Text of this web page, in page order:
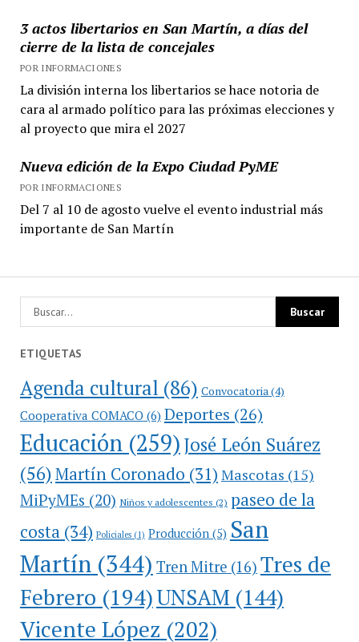
3 actos libertarios en San Martín, a días del
cierre de la lista de concejales
POR INFORMACIONES
La división interna los libertarios se hace notoria de
cara al armado político para las próximas elecciones y
al proyecto que mira el 2027
Nueva edición de la Expo Ciudad PyME
POR INFORMACIONES
Del 7 al 10 de agosto vuelve el evento industrial más
importante de San Martín
ETIQUETAS
Agenda cultural (86) Convocatoria (4)
Cooperativa COMACO(6) Deportes (26)
Educación(259)José León Suárez
(56)Martín Coronado (31) Mascotas (15)
MiPyMEs (20) Niños y adolescentes (2) paseo de la
costa(34) Policiales(1) Producción(5) San
Martín(344) Tren Mitre (16) Tres de
Febrero (194)UNSAM (144)
Vicente López (202)